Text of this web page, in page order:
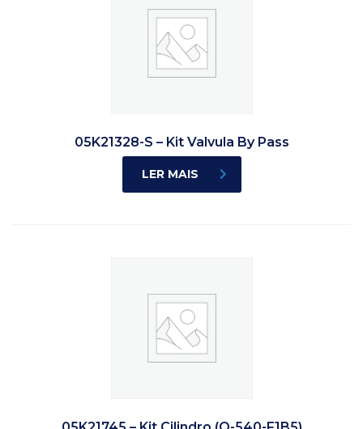
05K21328-S – Kit Valvula By Pass
LER MAIS